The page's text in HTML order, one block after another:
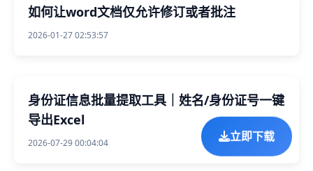
如何让word文档仅允许修订或者批注
2026-01-27 02:53:57
身份证信息批量提取工具｜姓名/身份证号一键
导出Excel
2026-07-29 00:04:04
立即下载